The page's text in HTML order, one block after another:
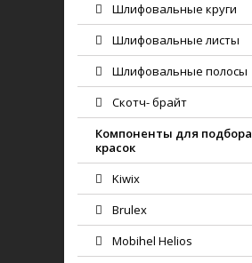
Шлифовальные круги
Шлифовальные листы
Шлифовальные полосы
Скотч- брайт
Компоненты для подбора
красок
Kiwix
Brulex
Mobihel Helios